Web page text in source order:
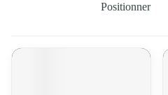
Trier par: